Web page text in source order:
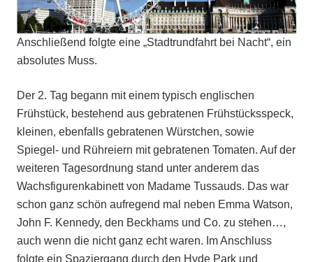
Anschließend folgte eine „Stadtrundfahrt bei Nacht“, ein
absolutes Muss.
Der 2. Tag begann mit einem typisch englischen
Frühstück, bestehend aus gebratenen Frühstücksspeck,
kleinen, ebenfalls gebratenen Würstchen, sowie
Spiegel- und Rühreiern mit gebratenen Tomaten. Auf der
weiteren Tagesordnung stand unter anderem das
Wachsfigurenkabinett von Madame Tussauds. Das war
schon ganz schön aufregend mal neben Emma Watson,
John F. Kennedy, den Beckhams und Co. zu stehen…,
auch wenn die nicht ganz echt waren. Im Anschluss
folgte ein Spaziergang durch den Hyde Park und